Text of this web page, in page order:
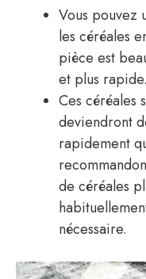
Vous pouvez
les céréales
pièce est
et plus rapide.
Ces céréales
deviendront
rapidement
de céréales
nécessaire.